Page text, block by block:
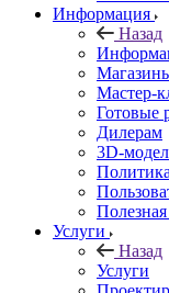
Информация
Назад
Мастер-
Готовые
Дилерам
3D-
Услуги
Назад
Услуги